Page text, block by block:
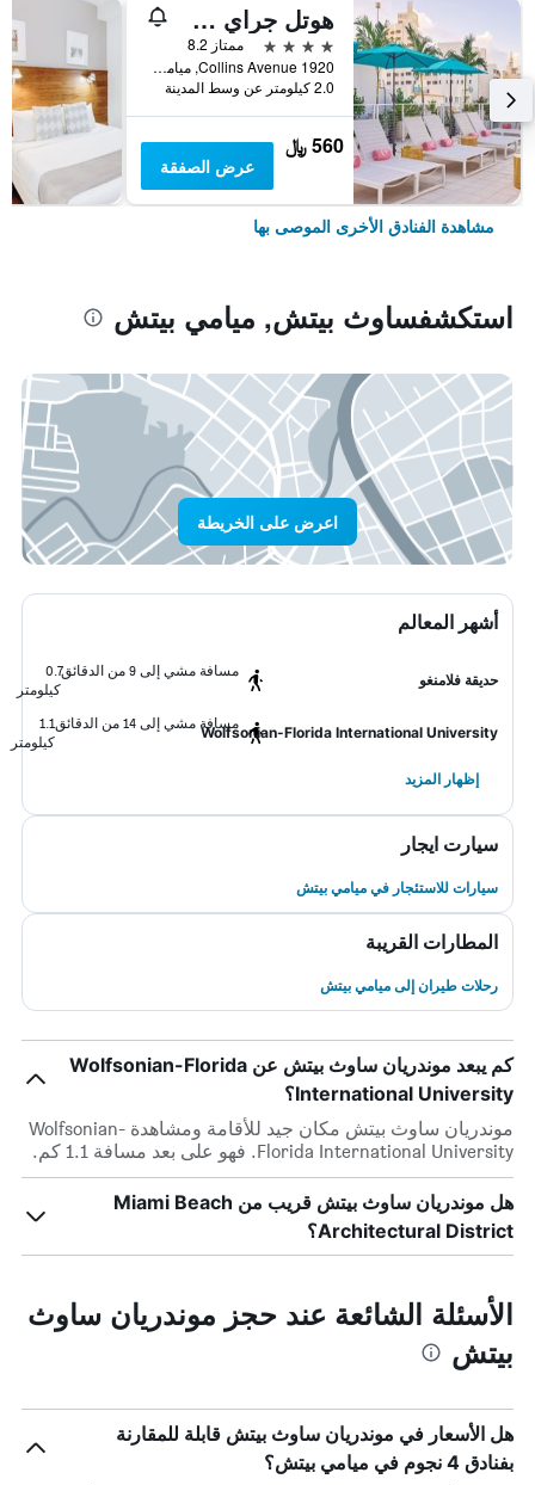
هوتل جراي ستون - للبالغين فقط
4 نجوم
ممتاز 8.2
1920 Collins Avenue, ميامي بيتش, FL, الولايات المتحدة الأميريكية
2.0 كيلومتر عن وسط المدينة
560 ﷼
عرض الصفقة
مشاهدة الفنادق الأخرى الموصى بها
استكشفساوث بيتش, ميامي بيتش
اعرض على الخريطة
أشهر المعالم
حديقة فلامنغو
مسافة مشي إلى 9 من الدقائق
0.7
كيلومتر
Wolfsonian-Florida International University
مسافة مشي إلى 14 من الدقائق
1.1
كيلومتر
إظهار المزيد
سيارت ايجار
سيارات للاستئجار في ميامي بيتش
المطارات القريبة
رحلات طيران إلى ميامي بيتش
كم يبعد موندريان ساوث بيتش عن Wolfsonian-Florida
International University؟
موندريان ساوث بيتش مكان جيد للأقامة ومشاهدة Wolfsonian-
Florida International University. فهو على بعد مسافة 1.1 كم.
هل موندريان ساوث بيتش قريب من Miami Beach
Architectural District؟
الأسئلة الشائعة عند حجز موندريان ساوث
بيتش
هل الأسعار في موندريان ساوث بيتش قابلة للمقارنة
بفنادق 4 نجوم في ميامي بيتش؟